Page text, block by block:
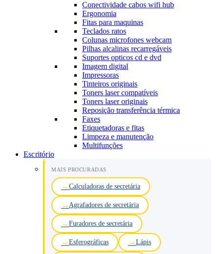
Conectividade cabos wifi hub
Ergonomia
Fitas para maquinas
Teclados ratos
Colunas microfones webcam
Pilhas alcalinas recarregáveis
Suportes opticos cd e dvd
Imagem digital
Impressoras
Tinteiros originais
Toners laser compatíveis
Toners laser originais
Reposição transferência térmica
Faxes
Etiquetadoras e fitas
Limpeza e manutenção
Multifunções
Escritório
MAIS PROCURADAS
Calculadoras de secretária
Agrafadores de secretária
Furadores de secretária
Esferográficas Lápis